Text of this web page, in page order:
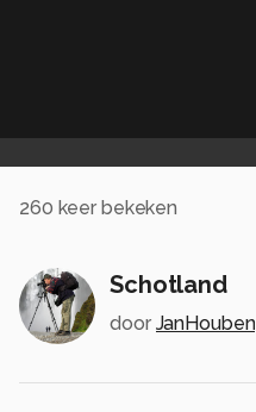
260 keer bekeken
Schotland
door JanHouben